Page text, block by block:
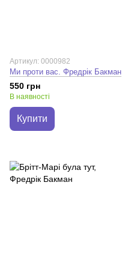
Артикул: 0000982
Ми проти вас. Фредрік Бакман
550 грн
В наявності
Купити